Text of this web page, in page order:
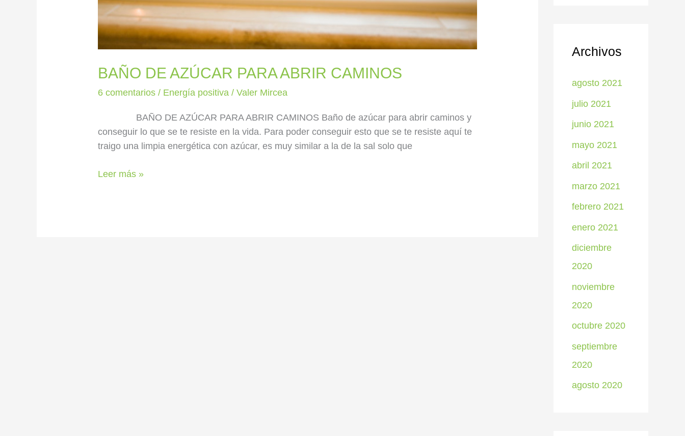
BAÑO DE AZÚCAR PARA ABRIR CAMINOS
6 comentarios / Energía positiva /Valer Mircea
BAÑO DE AZÚCAR PARA ABRIR CAMINOS Baño de azúcar para abrir caminos y
conseguir lo que se te resiste en la vida. Para poder conseguir esto que se te resiste aquí te
traigo una limpia energética con azúcar, es muy similar a la de la sal solo que
Leer más »
Archivos
agosto 2021
julio 2021
junio 2021
mayo 2021
abril 2021
marzo 2021
febrero 2021
enero 2021
diciembre
2020
noviembre
2020
octubre 2020
septiembre
2020
agosto 2020